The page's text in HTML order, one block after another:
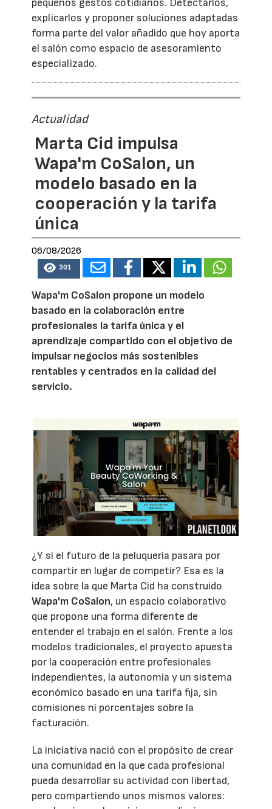
pequeños gestos cotidianos. Detectarlos,
explicarlos y proponer soluciones adaptadas
forma parte del valor añadido que hoy aporta
el salón como espacio de asesoramiento
especializado.
Actualidad
Marta Cid impulsa
Wapa'm CoSalon, un
modelo basado en la
cooperación y la tarifa
única
06/08/2026
301
Wapa'm CoSalon propone un modelo
basado en la colaboración entre
profesionales la tarifa única y el
aprendizaje compartido con el objetivo de
impulsar negocios más sostenibles
rentables y centrados en la calidad del
servicio.
¿Y si el futuro de la peluquería pasara por
compartir en lugar de competir? Esa es la
idea sobre la que Marta Cid ha construido
Wapa'm CoSalon, un espacio colaborativo
que propone una forma diferente de
entender el trabajo en el salón. Frente a los
modelos tradicionales, el proyecto apuesta
por la cooperación entre profesionales
independientes, la autonomía y un sistema
económico basado en una tarifa fija, sin
comisiones ni porcentajes sobre la
facturación.
La iniciativa nació con el propósito de crear
una comunidad en la que cada profesional
pueda desarrollar su actividad con libertad,
pero compartiendo unos mismos valores: